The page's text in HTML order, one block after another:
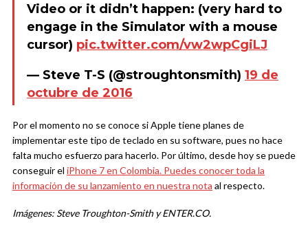
Video or it didn’t happen: (very hard to
engage in the Simulator with a mouse
cursor) pic.twitter.com/vw2wpCgiLJ
— Steve T-S (@stroughtonsmith) 19 de
octubre de 2016
Por el momento no se conoce si Apple tiene planes de
implementar este tipo de teclado en su software, pues no hace
falta mucho esfuerzo para hacerlo. Por último, desde hoy se puede
conseguir el iPhone 7 en Colombia. Puedes conocer toda la
información de su lanzamiento en nuestra nota al respecto.
Imágenes: Steve Troughton-Smith y ENTER.CO.